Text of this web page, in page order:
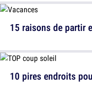
15 raisons de partir
10 pires endroits